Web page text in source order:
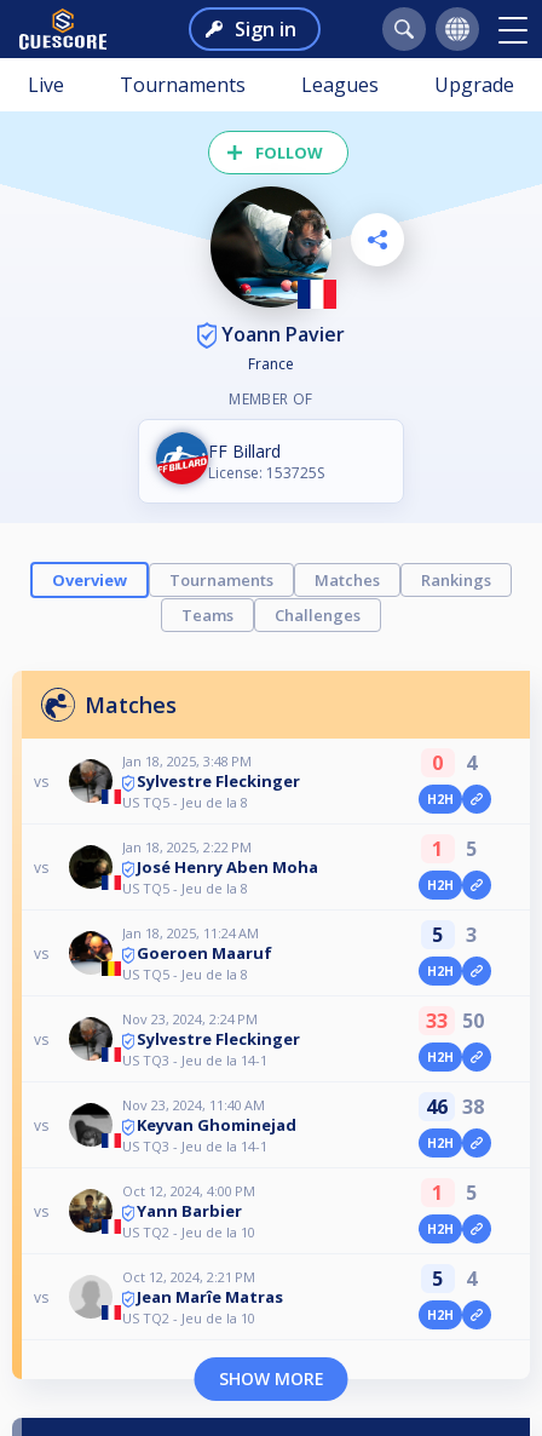
Sign in
Live Tournaments Leagues Upgrade
FOLLOW
Yoann Pavier
France
MEMBER OF
FF Billard
License: 153725S
Overview Tournaments Matches
Rankings
Teams
Challenges
Matches
vs
Jan 18, 2025, 3:48 PM
Sylvestre Fleckinger
US TQ5 - Jeu de la 8
0 4
H2H
vs
Jan 18, 2025, 2:22 PM
José Henry Aben Moha
US TQ5 - Jeu de la 8
1 5
H2H
vs
Jan 18, 2025, 11:24 AM
Goeroen Maaruf
US TQ5 - Jeu de la 8
5 3
H2H
vs
Nov 23, 2024, 2:24 PM
Sylvestre Fleckinger
US TQ3 - Jeu de la 14-1
33 50
H2H
vs
Nov 23, 2024, 11:40 AM
Keyvan Ghominejad
US TQ3 - Jeu de la 14-1
46 38
H2H
vs
Oct 12, 2024, 4:00 PM
Yann Barbier
US TQ2 - Jeu de la 10
1 5
H2H
vs
Oct 12, 2024, 2:21 PM
Jean Marîe Matras
US TQ2 - Jeu de la 10
5 4
H2H
SHOW MORE